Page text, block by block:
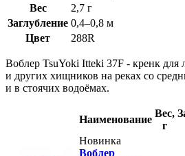
Вес
2,7 г
Заглубление 0,4–0,8 м
Цвет
288R
Воблер TsuYoki Itteki 37F - кренк для
и других хищников на реках со
и в стоячих водоёмах.
Наименование
Вес,
г
Новинка
Воблер